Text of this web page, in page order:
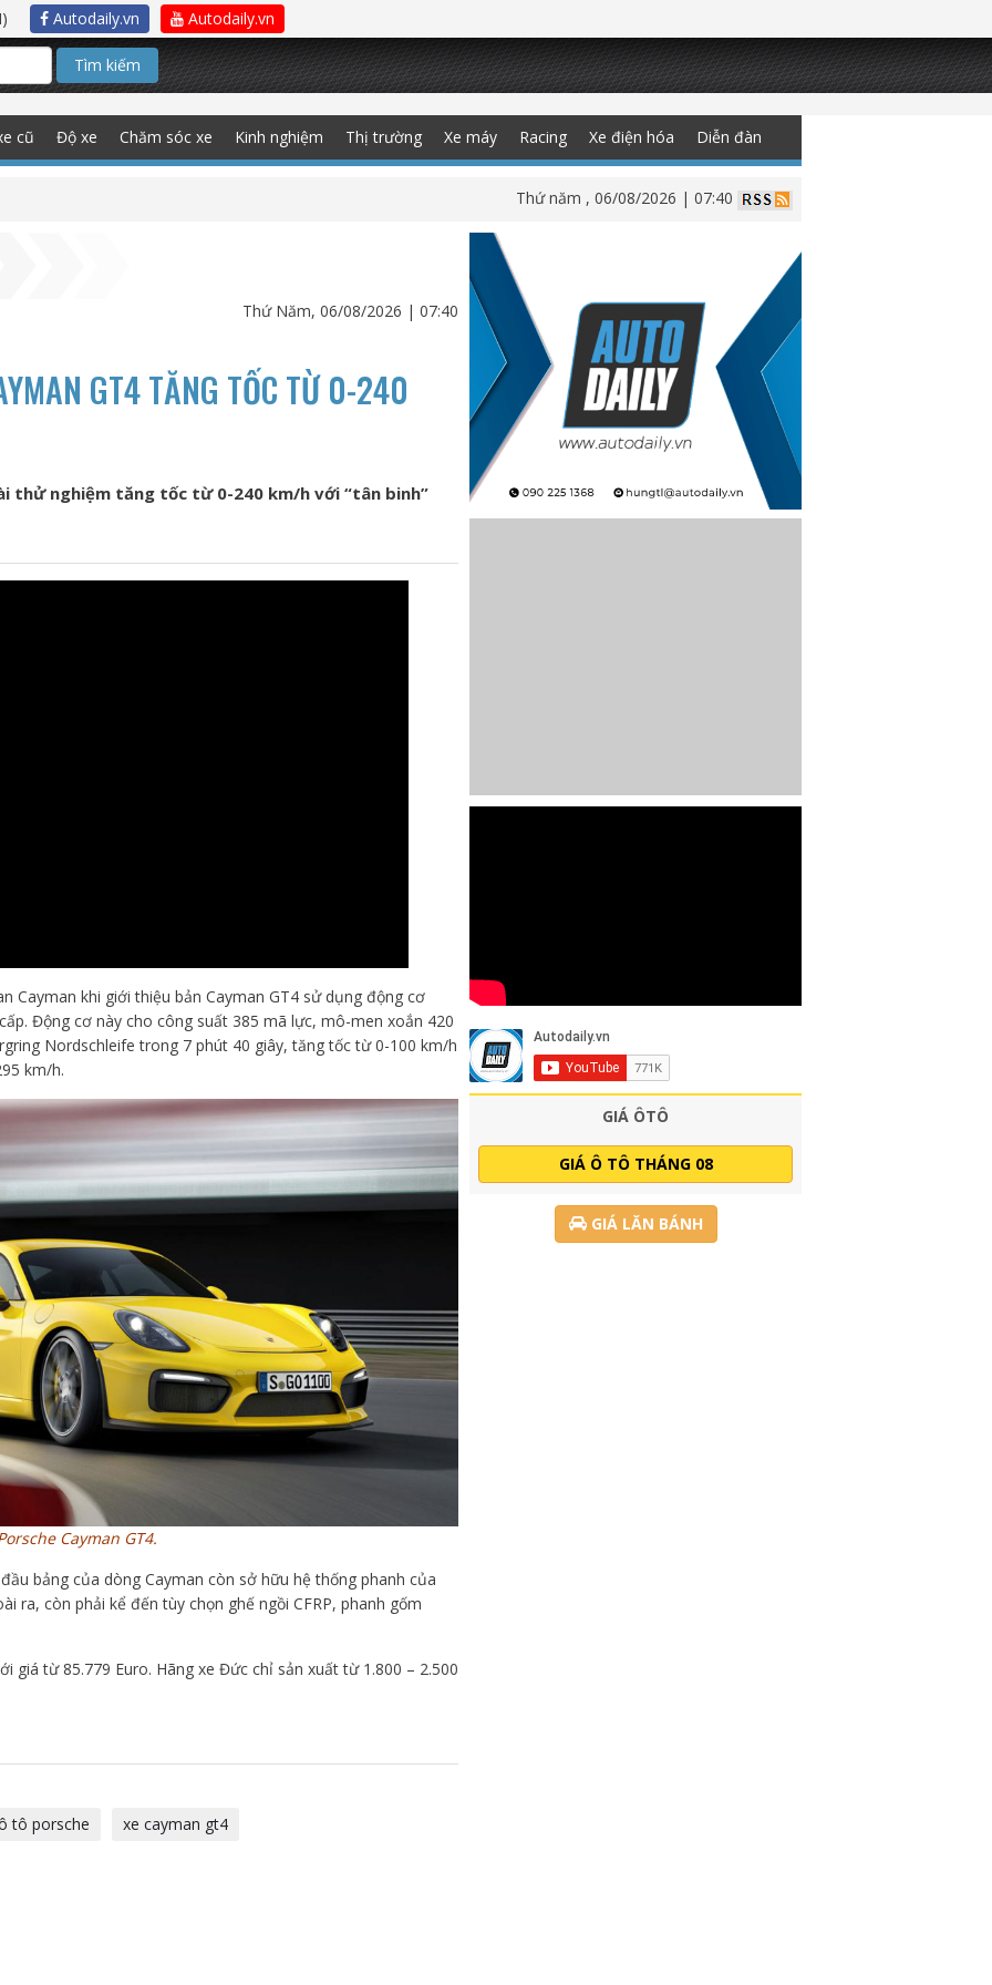
Autodaily.vn Autodaily.vn
Tìm kiếm
cũ Độ xe Chăm sóc xe Kinh nghiệm Thị trường Xe máy Racing Xe điện hóa Diễn đàn
Thứ năm , 06/08/2026 | 07:40
Thứ Năm, 06/08/2026 | 07:40
GT4 TĂNG TỐC TỪ 0-240
thử nghiệm tăng tốc từ 0-240 km/h với “tân binh”
Cayman khi giới thiệu bản Cayman GT4 sử dụng động cơ
Động cơ này cho công suất 385 mã lực, mô-men xoắn 420
Nordschleife trong 7 phút 40 giây, tăng tốc từ 0-100 km/h
km/h.
Cayman GT4.
bảng của dòng Cayman còn sở hữu hệ thống phanh của
ra, còn phải kể đến tùy chọn ghế ngồi CFRP, phanh gốm
giá từ 85.779 Euro. Hãng xe Đức chỉ sản xuất từ 1.800 – 2.500
tô porsche xe cayman gt4
GIÁ ÔTÔ
GIÁ Ô TÔ THÁNG 08
GIÁ LĂN BÁNH